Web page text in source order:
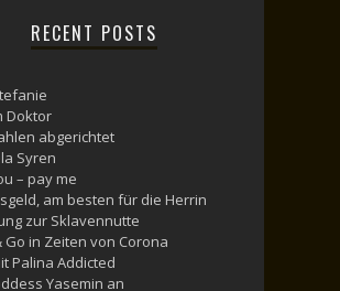
RECENT POSTS
Doktor
abgerichtet
Syren
– pay me
am besten für die Herrin
zur Sklavennutte
Go in Zeiten von Corona
Palina Addicted
Yasemin an